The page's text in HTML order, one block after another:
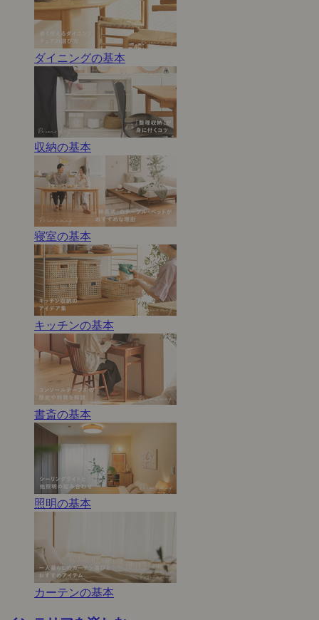
ダイニングの基本
収納の基本
寝室の基本
キッチンの基本
書斎の基本
照明の基本
カーテンの基本